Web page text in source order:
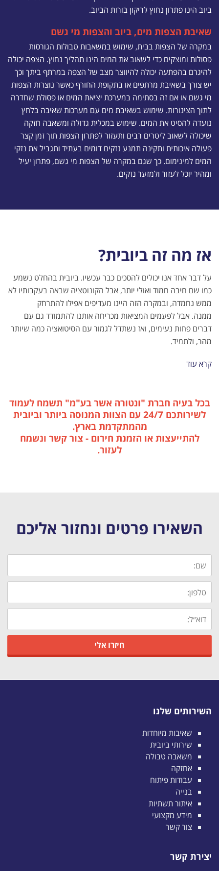
ביוב הינו פתרון נחוץ לריקון בורות הביוב.
שאיבת הצפות מים, ביוב והצפות מי גשם
במקרה של הצפות בבית, שימוש במשאבות טבולות הגורסות
פסולות ומוצקים כדי לשאוב את המים הינו תהליך נחוץ. הצפה יכולה
להיגרם בהפתעה יכולה להיווצר מצב של הצפה במרתף ביתך וכך
יש צורך בשאיבת מרתפים או בתקופת החורף כאשר נוצרות הצפות
מי גשם או אם זה בסתימה במערכת יציאת המים או פסולת שחדרה
לתוך הצינורות. שימוש בשאיבת מים עם מערכות שאיבה בלחץ
נועדה להסיט את המים. שימוש במכלית גדולה ומשאבה חזקה
שיכולה לשאוב ליטרים רבים ותעזור לפתרון הצפות תוך זמן קצר
פעולה איכותית ותקינה תמנע נזקים דומים בעתיד ותגביל את נזקי
המים למינימום. כך שגם במקרה של הצפות מי גשם, פתרון יעיל
ומהיר יוכל לעזור ולמזער נזקים.
אז מה זה ביובית?
על דבר אחד אנו יכולים להסכים כבר עכשיו. ביובית בהחלט נשמע
כמו שם חיבה חמוד ואולי יותר, אבל הקונוטציה שבאה בעקבותיו לא
ממש נחמדה, ובמקרה הזה היינו מעדיפים אפילו להתרחק
ממנה. אבל לפעמים המציאות מכריחה אותנו להתמודד גם עם
דברים פחות נעימים, ואז נשתדל לגמור עם הסיטואציה כמה שיותר
מהר, ולתמיד.
קרא עוד
בכל בעיה חברת "ונטורה אשר בע"מ" תשמח לעמוד
לשירותכם 24/7 עם הצוות המנוסה ביותר וביובית
מהמתקדמת בארץ.
להתייעצות או הזמנת חירום - צור קשר ונשמח
לעזור.
השאירו פרטים ונחזור אליכם
השירותים שלנו
שאיבות מיוחדות
שירותי ביובית
משאבה טבולה
אחזקה
עבודות פיתוח
בנייה
איתור תשתיות
מידע מקצועי
צור קשר
יצירת קשר